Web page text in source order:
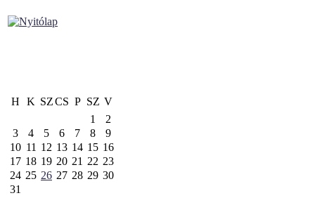
H K SZCS P SZ V
1
2
3
4 5 6 7 8
9
10 11 12 13 14 15 16
17 18 19 20 21 22 23
24 25 26 27 28 29 30
31